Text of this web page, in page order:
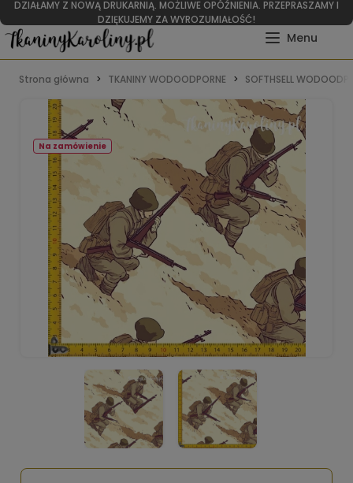
DZIAŁAMY Z NOWĄ DRUKARNIĄ. MOŻLIWE OPÓŹNIENIA. PRZEPRASZAMY I
DZIĘKUJEMY ZA WYROZUMIAŁOŚĆ!
Strona główna TKANINY WODOODPORNE SOFTHSELL
Na zamówienie